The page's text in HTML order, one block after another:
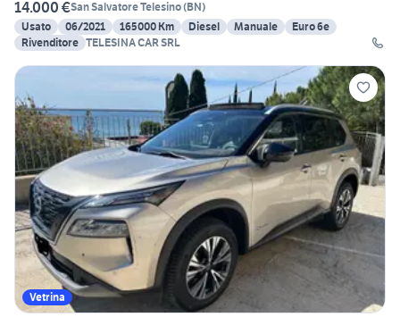
14.000 €San Salvatore Telesino(BN)
Usato
06/2021 165000 Km Diesel Manuale
Euro 6e
Rivenditore TELESINA CAR SRL
Vetrina